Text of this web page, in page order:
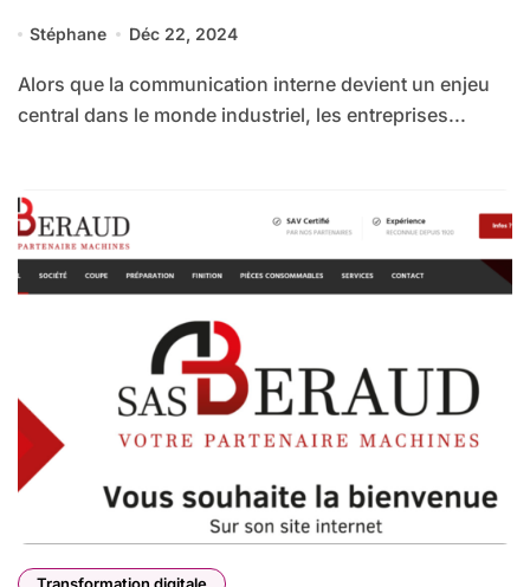
Stéphane Déc 22, 2024
Alors que la communication interne devient un enjeu
central dans le monde industriel, les entreprises...